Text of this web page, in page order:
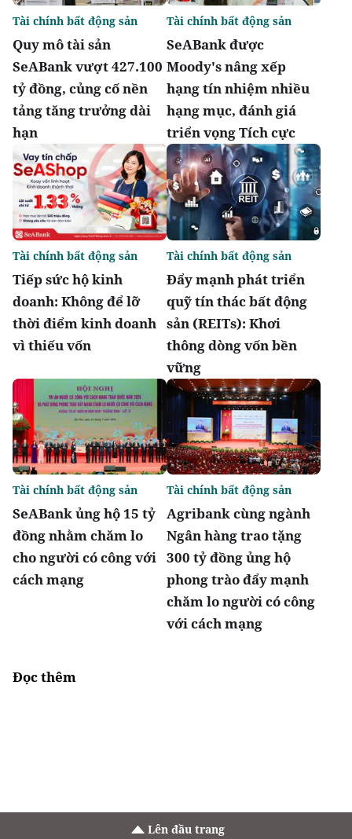
Quy mô tài sản
SeABank vượt 427.100
tỷ đồng, củng cố nền
tảng tăng trưởng dài
hạn
Tài chính bất động sản
SeABank được
Moody's nâng xếp
hạng tín nhiệm nhiều
hạng mục, đánh giá
triển vọng Tích cực
Tài chính bất động sản
Tiếp sức hộ kinh
doanh: Không để lỡ
thời điểm kinh doanh
vì thiếu vốn
Tài chính bất động sản
Đẩy mạnh phát triển
quỹ tín thác bất động
sản (REITs): Khơi
thông dòng vốn bền
vững
Tài chính bất động sản
SeABank ủng hộ 15 tỷ
đồng nhằm chăm lo
cho người có công với
cách mạng
Tài chính bất động sản
Agribank cùng ngành
Ngân hàng trao tặng
300 tỷ đồng ủng hộ
phong trào đẩy mạnh
chăm lo người có công
với cách mạng
Tài chính bất động sản
Đọc thêm
Lên đầu trang